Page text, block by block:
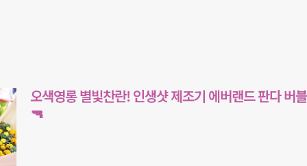
오색영롱 별빛찬란! 인생샷 제조기 에버랜드 판다 버
🔫